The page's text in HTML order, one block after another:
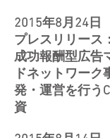
2015年8月24日
プレスリリース
成功報酬型広告
ドネットワーク
発・運営を行う
資